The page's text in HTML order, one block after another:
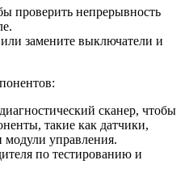
проверить непрерывность
замените выключатели и
сканер, чтобы
такие как датчики,
управления.
по тестированию и